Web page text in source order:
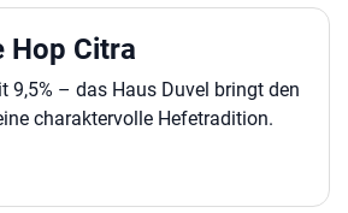
Hop Citra
9,5% – das Haus Duvel bringt den
charaktervolle Hefetradition.